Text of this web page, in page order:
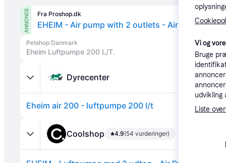
ANNONCE Fra Proshop.dk
EHEIM - Air pump with 2 outlets - Air Pump 200
Petshop Danmark
Eheim Luftpumpe 200 L/T.
Dyrecenter
Eheim air 200 - luftpumpe 200 l/t
Coolshop 4.9(54 vurderinger)
Vi og
Bruge
udvikling
Liste